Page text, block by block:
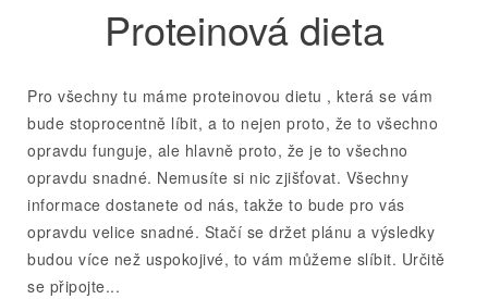
Proteinová dieta
Pro všechny tu máme proteinovou dietu , která se vám
bude stoprocentně líbit, a to nejen proto, že to všechno
opravdu funguje, ale hlavně proto, že je to všechno
opravdu snadné. Nemusíte si nic zjišťovat. Všechny
informace dostanete od nás, takže to bude pro vás
opravdu velice snadné. Stačí se držet plánu a výsledky
budou více než uspokojivé, to vám můžeme slíbit. Určitě
se připojte...